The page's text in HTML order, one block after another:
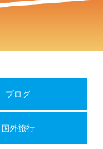
ブログ
国外旅行